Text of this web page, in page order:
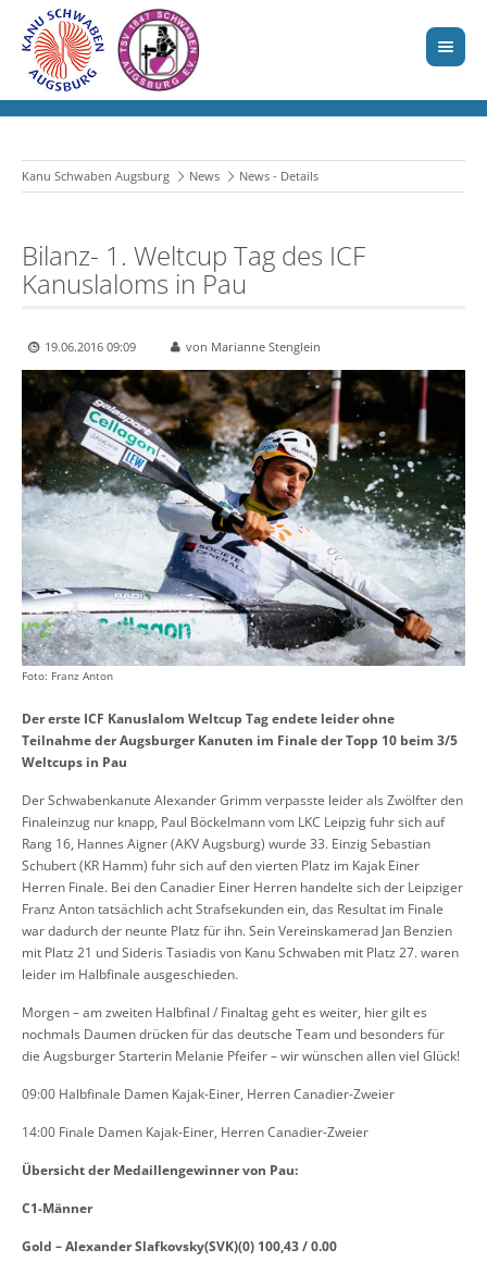
Kanu Schwaben Augsburg News News - Details
Bilanz- 1. Weltcup Tag des ICF
Kanuslaloms in Pau
19.06.2016 09:09 von Marianne Stenglein
Foto: Franz Anton
Der erste ICF Kanuslalom Weltcup Tag endete leider ohne
Teilnahme der Augsburger Kanuten im Finale der Topp 10 beim 3/5
Weltcups in Pau
Der Schwabenkanute Alexander Grimm verpasste leider als Zwölfter den
Finaleinzug nur knapp, Paul Böckelmann vom LKC Leipzig fuhr sich auf
Rang 16, Hannes Aigner (AKV Augsburg) wurde 33. Einzig Sebastian
Schubert (KR Hamm) fuhr sich auf den vierten Platz im Kajak Einer
Herren Finale. Bei den Canadier Einer Herren handelte sich der Leipziger
Franz Anton tatsächlich acht Strafsekunden ein, das Resultat im Finale
war dadurch der neunte Platz für ihn. Sein Vereinskamerad Jan Benzien
mit Platz 21 und Sideris Tasiadis von Kanu Schwaben mit Platz 27. waren
leider im Halbfinale ausgeschieden.
Morgen – am zweiten Halbfinal / Finaltag geht es weiter, hier gilt es
nochmals Daumen drücken für das deutsche Team und besonders für
die Augsburger Starterin Melanie Pfeifer – wir wünschen allen viel Glück!
09:00 Halbfinale Damen Kajak-Einer, Herren Canadier-Zweier
14:00 Finale Damen Kajak-Einer, Herren Canadier-Zweier
Übersicht der Medaillengewinner von Pau:
C1-Männer
Gold – Alexander Slafkovsky(SVK)(0) 100,43 / 0.00